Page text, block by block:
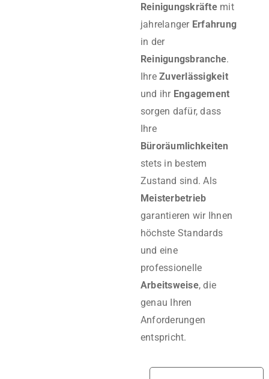
Reinigungskräftemit
jahrelanger Erfahrung
in der
Reinigungsbranche.
IhreZuverlässigkeit
und ihr Engagement
sorgen dafür, dass
Ihre
Büroräumlichkeiten
stets in bestem
Zustand sind. Als
Meisterbetrieb
garantieren wir Ihnen
höchste Standards
und eine
professionelle
Arbeitsweise, die
genau Ihren
Anforderungen
entspricht.